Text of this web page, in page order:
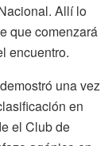
Allí lo
que comenzará
encuentro.
una vez
en
el Club de